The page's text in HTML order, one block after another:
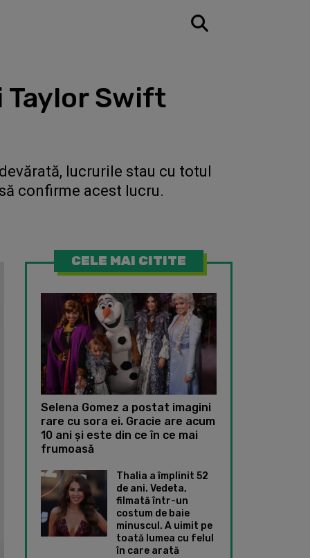
Taylor Swift
lucrurile stau cu totul
confirme acest lucru.
CELE MAI CITITE
Selena Gomez a postat imagini
rare cu sora ei. Gracie are acum
10 ani și este din ce în ce mai
frumoasă
Thalia a împlinit 52
de ani. Vedeta,
filmată într-un
costum de baie
minuscul. A uimit pe
toată lumea cu felul
în care arată